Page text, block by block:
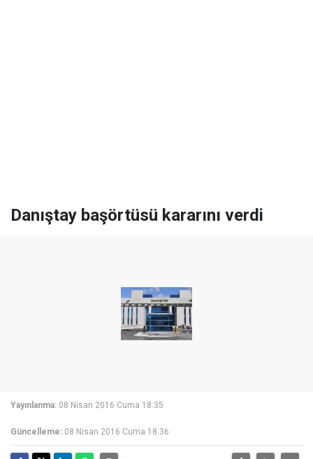
Danıştay başörtüsü kararını verdi
Yayınlanma: 08 Nisan 2016 Cuma 18:35
Güncelleme: 08 Nisan 2016 Cuma 18:36